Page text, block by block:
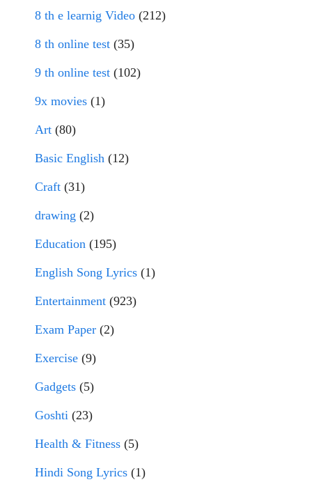
8 th e learnig Video (212)
8 th online test (35)
9 th online test (102)
9x movies (1)
Art (80)
Basic English (12)
Craft (31)
drawing (2)
Education (195)
English Song Lyrics (1)
Entertainment (923)
Exam Paper (2)
Exercise (9)
Gadgets (5)
Goshti (23)
Health & Fitness (5)
Hindi Song Lyrics (1)